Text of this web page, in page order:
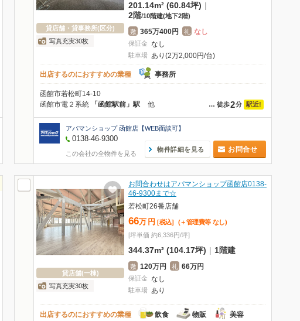
貸店舗・貸事務所(区分)
写真充実30枚
201.14m² (60.84坪) |
2階/10階建(地下2階)
敷 365万400円 礼 なし
保証金 なし
駐車場 あり(2万2,000円/台)
出店するのにおすすめの業種 事務所
函館市若松町14-10
… 徒歩2分 駅近!
函館市電２系統 「函館駅前」駅 他
アパマンショップ 函館店【WEB面談可】
0138-46-9300
この会社の全物件を見る
物件詳細を見る お問合せ
貸店舗(一棟)
写真充実30枚
お問合わせはアパマンショップ函館店0138-
46-9300まで☆
若松町26番店舗
66万 円 [税込] (＋管理費等 なし)
[坪単価 約6,336円/坪]
344.37m² (104.17坪) | 1階建
敷 120万円 礼 66万円
保証金 なし
駐車場 あり
出店するのにおすすめの業種 飲食 物販 美容